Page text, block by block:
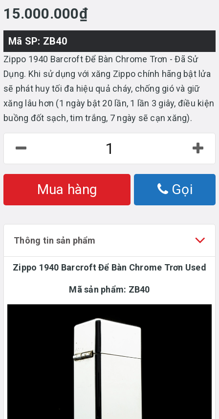
15.000.000₫
Mã SP: ZB40
Zippo 1940 Barcroft Để Bàn Chrome Trơn - Đã Sử
Dụng. Khi sử dụng với xăng Zippo chính hãng bật lửa
sẽ phát huy tối đa hiệu quả cháy, chống gió và giữ
xăng lâu hơn (1 ngày bật 20 lần, 1 lần 3 giây, điều kiện
buồng đốt sạch, tim trắng, 7 ngày sẽ cạn xăng).
Mua hàng Gọi
Thông tin sản phẩm
Zippo 1940 Barcroft Để Bàn Chrome Trơn Used
Mã sản phẩm: ZB40